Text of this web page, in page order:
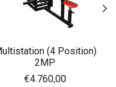
(4 Position)
2MP
€4.760,00